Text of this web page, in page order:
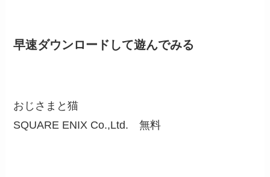
早速ダウンロードして遊んでみる
おじさまと猫
SQUARE ENIX Co.,Ltd.無料